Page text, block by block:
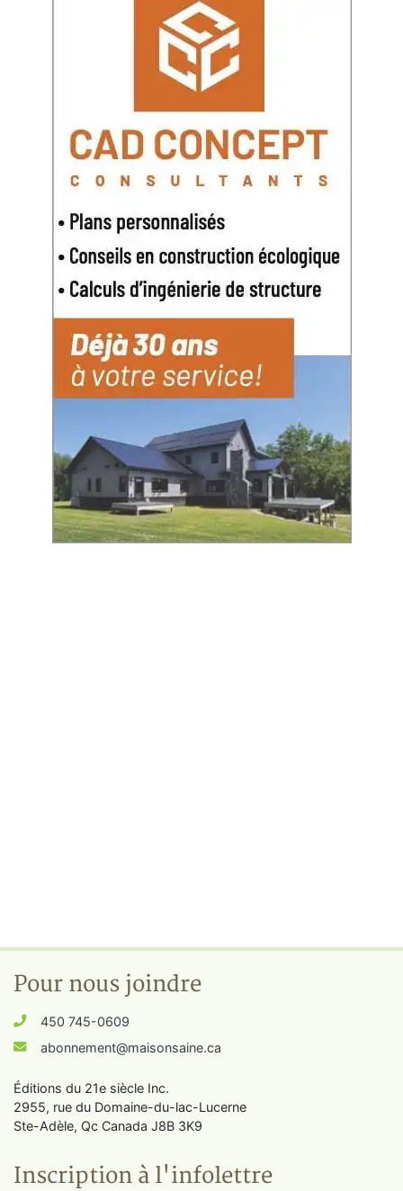
Pour nous joindre
450 745-0609
abonnement@maisonsaine.ca
Éditions du 21e siècle Inc.
2955, rue du Domaine-du-lac-Lucerne
Ste-Adèle, Qc Canada J8B 3K9
Inscription à l'infolettre